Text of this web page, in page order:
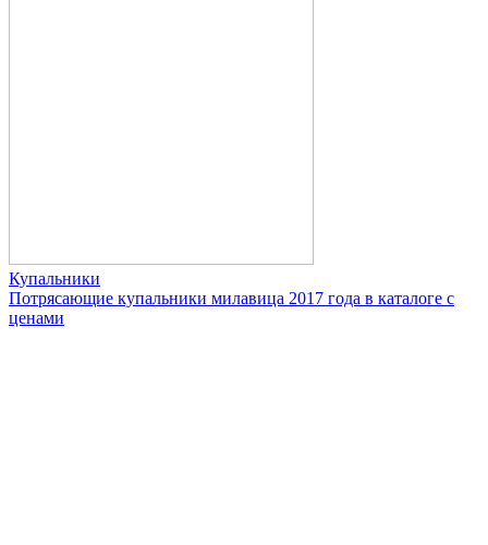
Купальники
Потрясающие купальники милавица 2017 года в каталоге с
ценами